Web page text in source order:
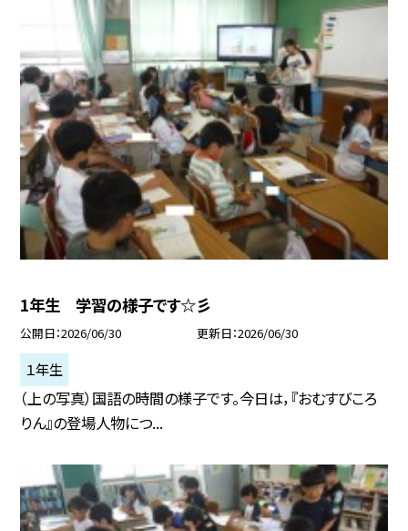
1年生 学習の様子です☆彡
公開日 2026/06/30 更新日 2026/06/30
１年生
（上の写真）国語の時間の様子です。今日は，『おむすびころ
りん』の登場人物につ...